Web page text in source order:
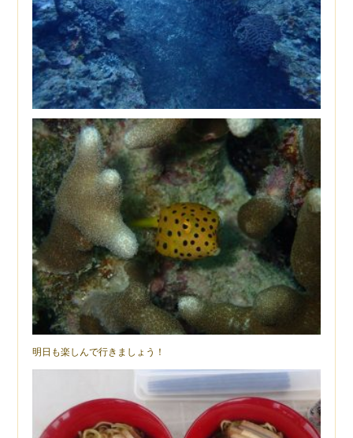
明日も楽しんで行きましょう！